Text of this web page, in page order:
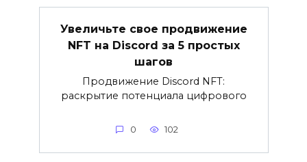
Увеличьте свое продвижение
NFT на Discord за 5 простых
шагов
Продвижение Discord NFT:
раскрытие потенциала цифрового
0 102